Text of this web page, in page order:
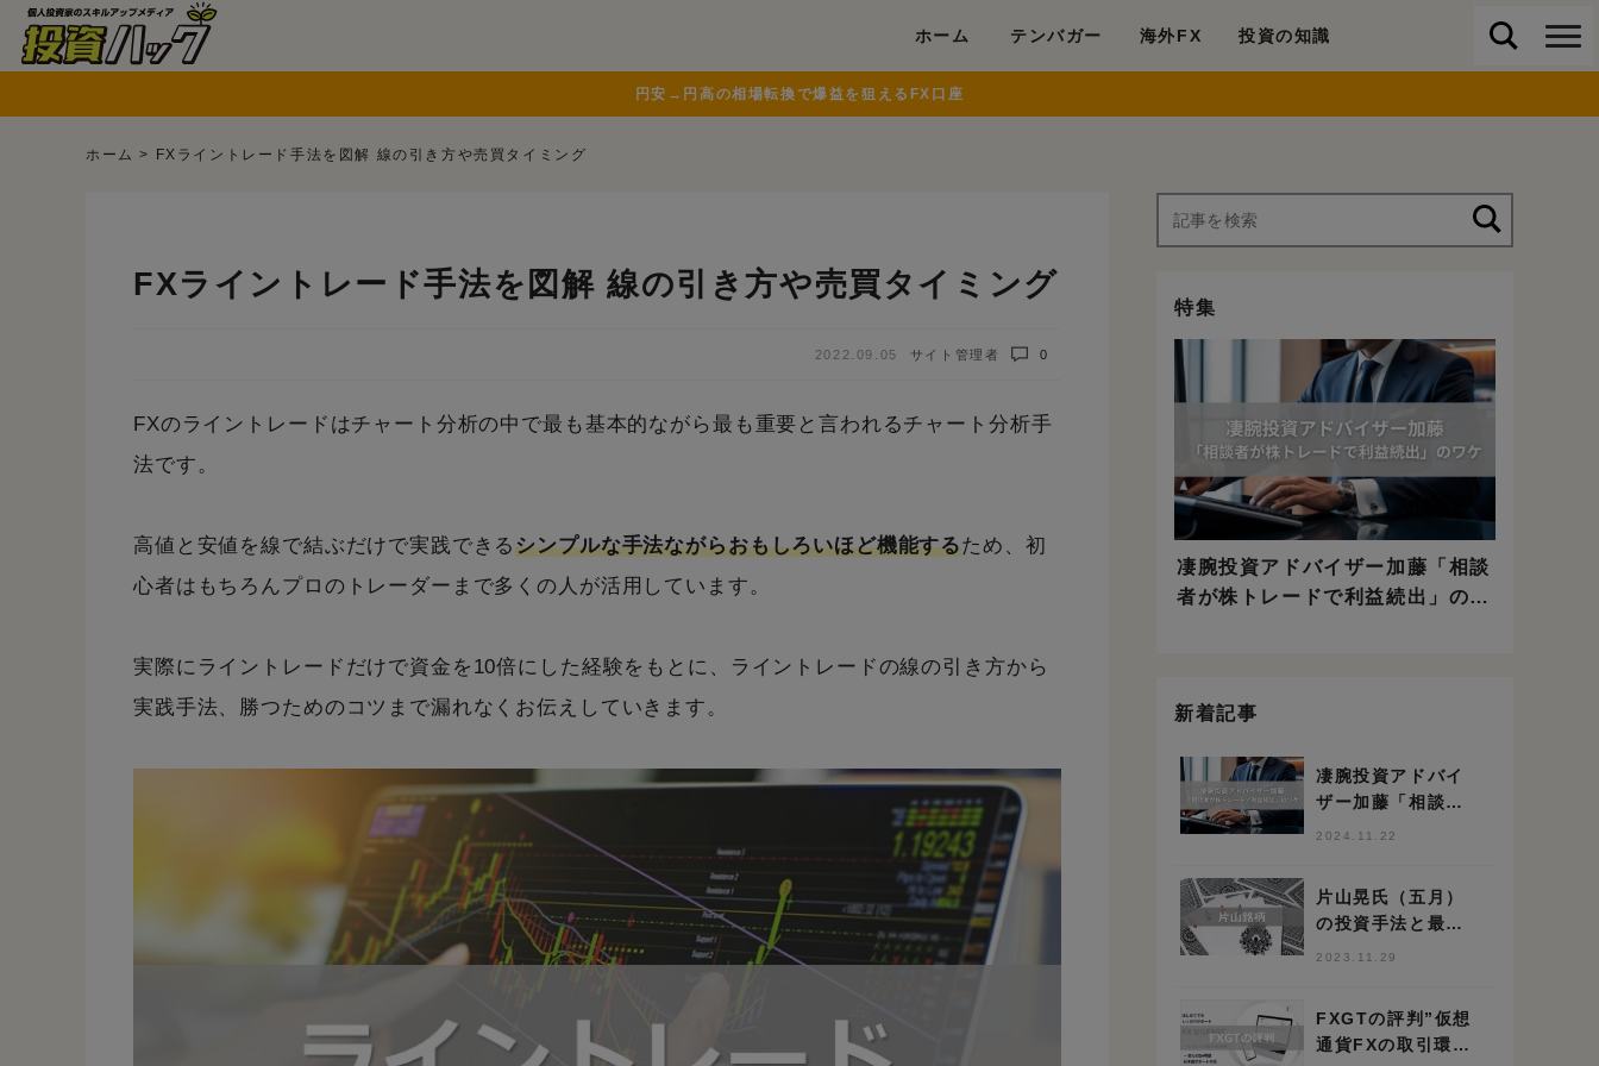
ホーム テンバガー 海外FX 投資の知識
円安→円高の相場転換で爆益を狙えるFX口座
ホーム > FXライントレード手法を図解 線の引き方や売買タイミング
FXライントレード手法を図解 線の引き方や売買タイミング
2022.09.05 サイト管理者 0
FXのライントレードはチャート分析の中で最も基本的ながら最も重要と言われるチャート分析手
法です。
高値と安値を線で結ぶだけで実践できるシンプルな手法ながらおもしろいほど機能するため、初
心者はもちろんプロのトレーダーまで多くの人が活用しています。
実際にライントレードだけで資金を10倍にした経験をもとに、ライントレードの線の引き方から
実践手法、勝つためのコツまで漏れなくお伝えしていきます。
特集
凄腕投資アドバイザー加藤「相談
者が株トレードで利益続出」のワ
新着記事
凄腕投資アドバイ
ザー加藤「相談者
が株トレードで利
2024.11.22
片山晃氏（五月）
の投資手法と最新
保有銘柄 ※150億
2023.11.29
FXGTの評判”仮想
通貨FXの取引環境